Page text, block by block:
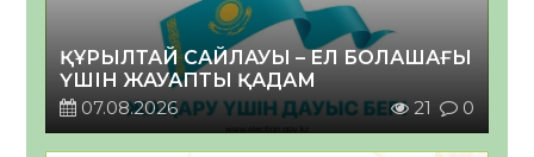
ҚҰРЫЛТАЙ САЙЛАУЫ – ЕЛ БОЛАШАҒЫ
ҮШІН ЖАУАПТЫ ҚАДАМ
07.08.2026
21 0